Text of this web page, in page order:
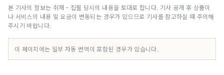
본 기사의 정보는 취재・집필 당시의 내용을 토대로 합니다. 기사 공개 후 상품이
나 서비스의 내용 및 요금이 변동되는 경우가 있으므로 기사를 참고하실 때 주의해
주시기 바랍니다.
이 페이지에는 일부 자동 번역이 포함된 경우가 있습니다.